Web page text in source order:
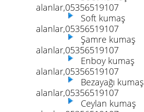
alanlar,05356519107
Soft kumaş
alanlar,05356519107
Şamre kumaş
alanlar,05356519107
Enboy kumaş
alanlar,05356519107
Bezayağı kumaş
alanlar,05356519107
Ceylan kumaş